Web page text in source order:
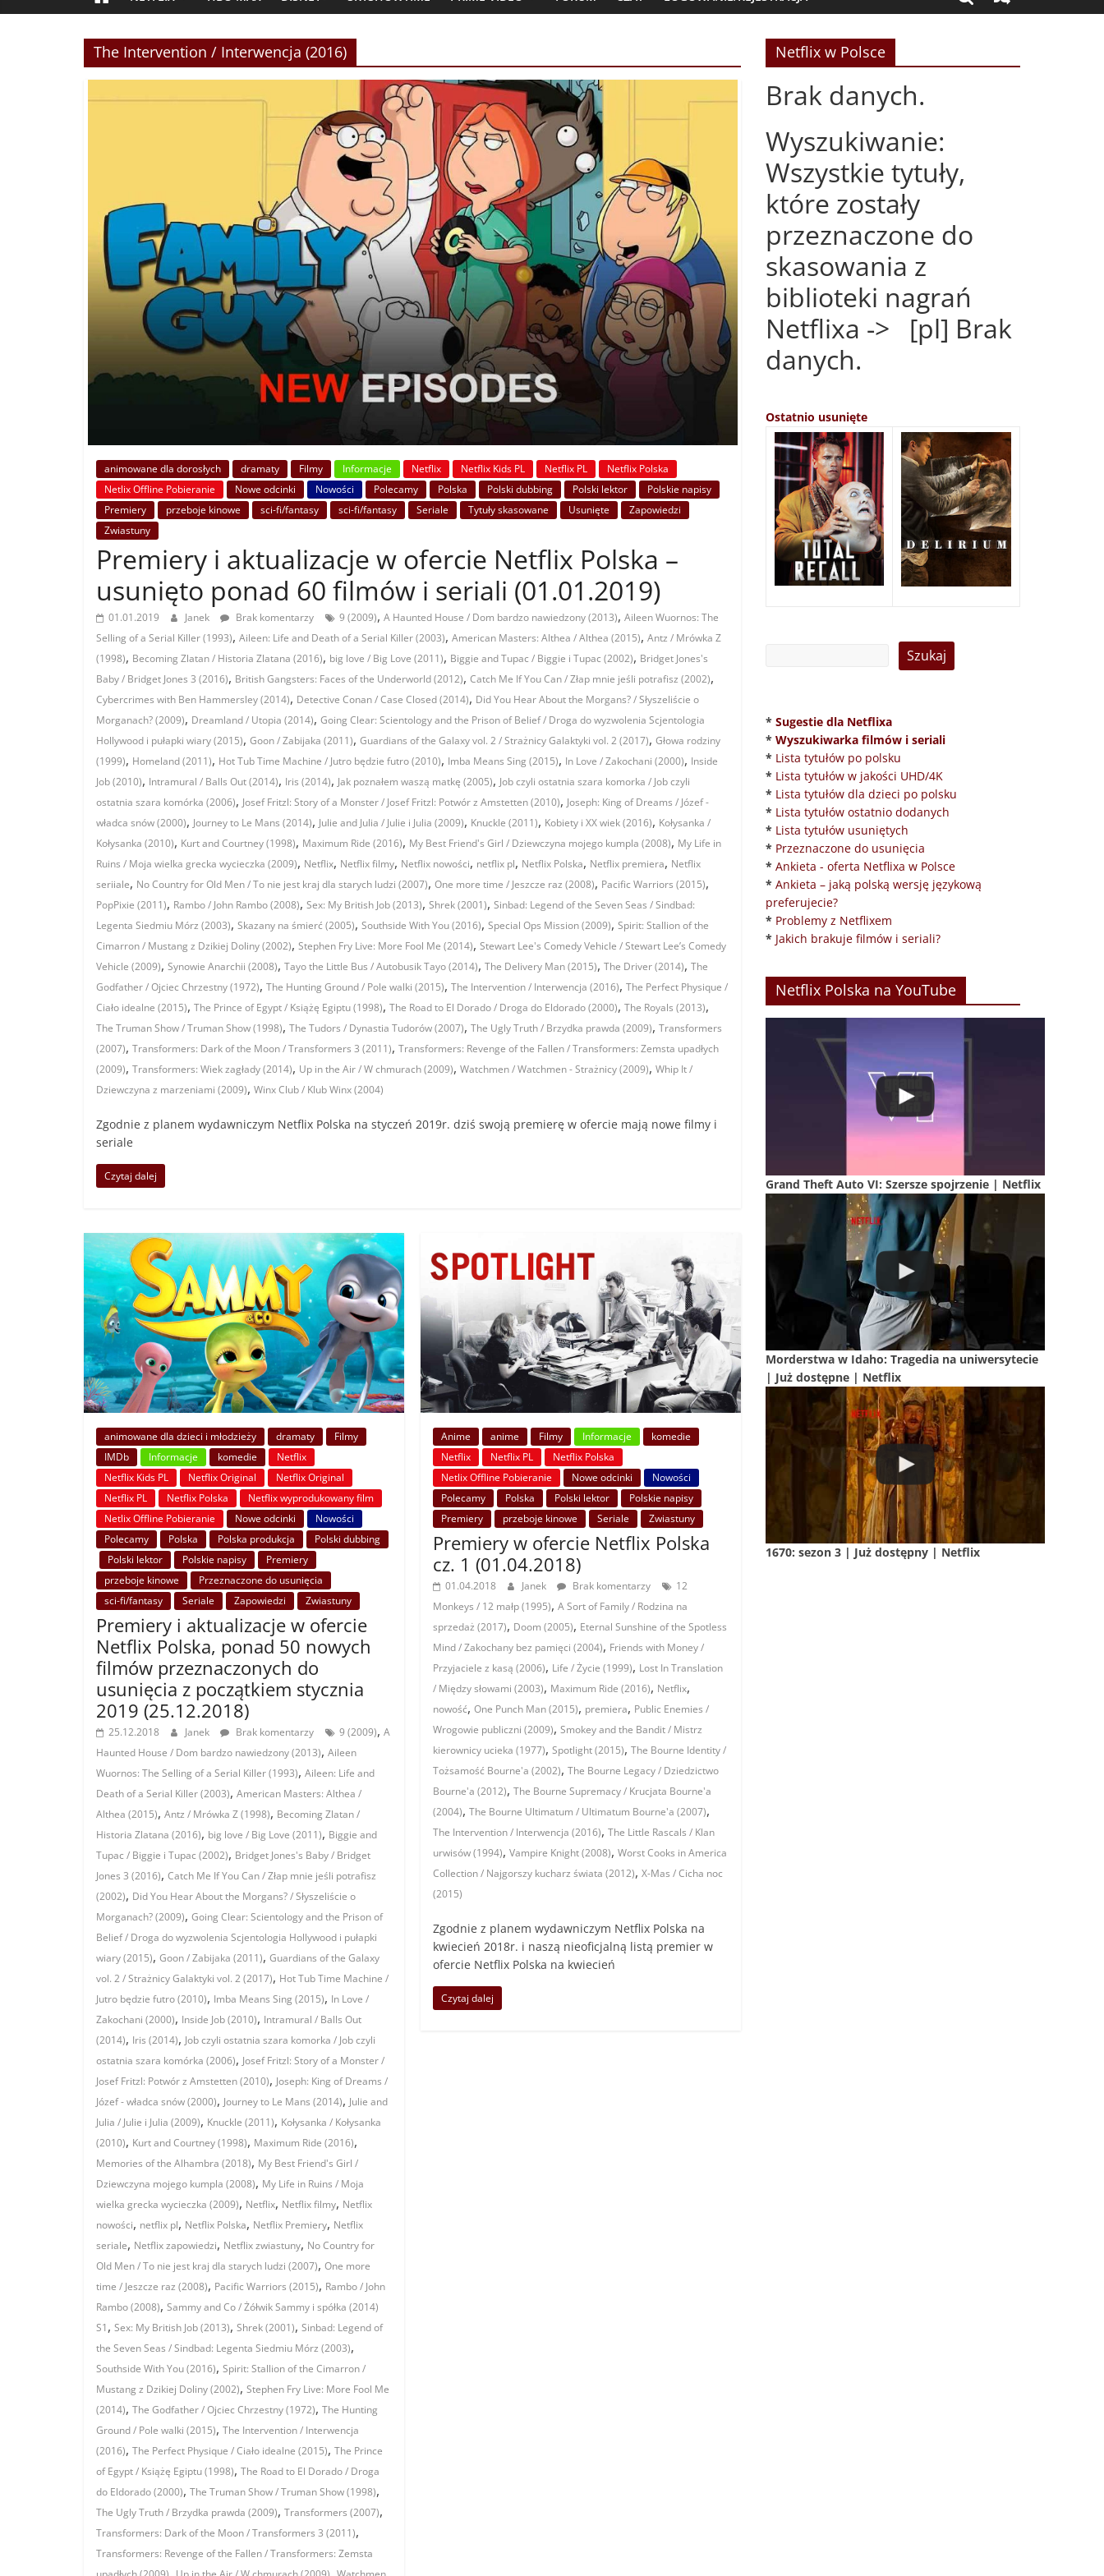
The Intervention / Interwencja (2016)
animowane dla dorosłych dramaty Filmy Informacje Netflix Netflix Kids PL Netflix PL
Netflix Polska
Netlix Offline Pobieranie
Nowe odcinki Nowości Polecamy Polska Polski dubbing Polski lektor
Polskie napisy
Premiery
przeboje kinowe sci-fi/fantasy sci-fi/fantasy Seriale Tytuły skasowane Usunięte
Zapowiedzi
Zwiastuny
Premiery i aktualizacje w ofercie Netflix Polska –
usunięto ponad 60 filmów i seriali (01.01.2019)
01.01.2019 Janek Brak komentarzy 9 (2009), A Haunted House / Dom bardzo nawiedzony (2013), Aileen Wuornos: The
Selling of a Serial Killer (1993), Aileen: Life and Death of a Serial Killer (2003), American Masters: Althea / Althea (2015), Antz / Mrówka Z
(1998), Becoming Zlatan / Historia Zlatana (2016), big love / Big Love (2011), Biggie and Tupac / Biggie i Tupac (2002), Bridget Jones's
Baby / Bridget Jones 3 (2016), British Gangsters: Faces of the Underworld (2012), Catch Me If You Can / Złap mnie jeśli potrafisz (2002),
Cybercrimes with Ben Hammersley (2014), Detective Conan / Case Closed (2014), Did You Hear About the Morgans? / Słyszeliście o
Morganach? (2009), Dreamland / Utopia (2014), Going Clear: Scientology and the Prison of Belief / Droga do wyzwolenia Scjentologia
Hollywood i pułapki wiary (2015), Goon / Zabijaka (2011), Guardians of the Galaxy vol. 2 / Strażnicy Galaktyki vol. 2 (2017), Głowa rodziny
(1999), Homeland (2011), Hot Tub Time Machine / Jutro będzie futro (2010), Imba Means Sing (2015), In Love / Zakochani (2000), Inside
Job (2010), Intramural / Balls Out (2014), Iris (2014), Jak poznałem waszą matkę (2005), Job czyli ostatnia szara komorka / Job czyli
ostatnia szara komórka (2006), Josef Fritzl: Story of a Monster / Josef Fritzl: Potwór z Amstetten (2010), Joseph: King of Dreams / Józef -
władca snów (2000), Journey to Le Mans (2014), Julie and Julia / Julie i Julia (2009), Knuckle (2011), Kobiety i XX wiek (2016), Kołysanka /
Kołysanka (2010), Kurt and Courtney (1998), Maximum Ride (2016), My Best Friend's Girl / Dziewczyna mojego kumpla (2008), My Life in
Ruins / Moja wielka grecka wycieczka (2009), Netflix, Netflix filmy, Netflix nowości, netflix pl, Netflix Polska, Netflix premiera, Netflix
seriiale, No Country for Old Men / To nie jest kraj dla starych ludzi (2007), One more time / Jeszcze raz (2008), Pacific Warriors (2015),
PopPixie (2011), Rambo / John Rambo (2008), Sex: My British Job (2013), Shrek (2001), Sinbad: Legend of the Seven Seas / Sindbad:
Legenta Siedmiu Mórz (2003), Skazany na śmierć (2005), Southside With You (2016), Special Ops Mission (2009), Spirit: Stallion of the
Cimarron / Mustang z Dzikiej Doliny (2002), Stephen Fry Live: More Fool Me (2014), Stewart Lee's Comedy Vehicle / Stewart Lee’s Comedy
Vehicle (2009), Synowie Anarchii (2008), Tayo the Little Bus / Autobusik Tayo (2014), The Delivery Man (2015), The Driver (2014), The
Godfather / Ojciec Chrzestny (1972), The Hunting Ground / Pole walki (2015), The Intervention / Interwencja (2016), The Perfect Physique /
Ciało idealne (2015), The Prince of Egypt / Książę Egiptu (1998), The Road to El Dorado / Droga do Eldorado (2000), The Royals (2013),
The Truman Show / Truman Show (1998), The Tudors / Dynastia Tudorów (2007), The Ugly Truth / Brzydka prawda (2009), Transformers
(2007), Transformers: Dark of the Moon / Transformers 3 (2011), Transformers: Revenge of the Fallen / Transformers: Zemsta upadłych
(2009), Transformers: Wiek zagłady (2014), Up in the Air / W chmurach (2009), Watchmen / Watchmen - Strażnicy (2009), Whip It /
Dziewczyna z marzeniami (2009), Winx Club / Klub Winx (2004)
Zgodnie z planem wydawniczym Netflix Polska na styczeń 2019r. dziś swoją premierę w ofercie mają nowe filmy i
seriale
Czytaj dalej
animowane dla dzieci i młodzieży dramaty
Filmy
IMDb
Informacje komedie
Netflix
Netflix Kids PL
Netflix Original
Netflix Original
Netflix PL
Netflix Polska
Netflix wyprodukowany film
Netlix Offline Pobieranie
Nowe odcinki
Nowości
Polecamy
Polska Polska produkcja
Polski dubbing
Polski lektor
Polskie napisy
Premiery
przeboje kinowe
Przeznaczone do usunięcia
sci-fi/fantasy
Seriale Zapowiedzi Zwiastuny
Premiery i aktualizacje w ofercie
Netflix Polska, ponad 50 nowych
filmów przeznaczonych do
usunięcia z początkiem stycznia
2019 (25.12.2018)
25.12.2018 Janek Brak komentarzy 9 (2009), A
Haunted House / Dom bardzo nawiedzony (2013), Aileen
Wuornos: The Selling of a Serial Killer (1993), Aileen: Life and
Death of a Serial Killer (2003), American Masters: Althea /
Althea (2015), Antz / Mrówka Z (1998), Becoming Zlatan /
Historia Zlatana (2016), big love / Big Love (2011), Biggie and
Tupac / Biggie i Tupac (2002), Bridget Jones's Baby / Bridget
Jones 3 (2016), Catch Me If You Can / Złap mnie jeśli potrafisz
(2002), Did You Hear About the Morgans? / Słyszeliście o
Morganach? (2009), Going Clear: Scientology and the Prison of
Belief / Droga do wyzwolenia Scjentologia Hollywood i pułapki
wiary (2015), Goon / Zabijaka (2011), Guardians of the Galaxy
vol. 2 / Strażnicy Galaktyki vol. 2 (2017), Hot Tub Time Machine /
Jutro będzie futro (2010), Imba Means Sing (2015), In Love /
Zakochani (2000), Inside Job (2010), Intramural / Balls Out
(2014), Iris (2014), Job czyli ostatnia szara komorka / Job czyli
ostatnia szara komórka (2006), Josef Fritzl: Story of a Monster /
Josef Fritzl: Potwór z Amstetten (2010), Joseph: King of Dreams /
Józef - władca snów (2000), Journey to Le Mans (2014), Julie and
Julia / Julie i Julia (2009), Knuckle (2011), Kołysanka / Kołysanka
(2010), Kurt and Courtney (1998), Maximum Ride (2016),
Memories of the Alhambra (2018), My Best Friend's Girl /
Dziewczyna mojego kumpla (2008), My Life in Ruins / Moja
wielka grecka wycieczka (2009), Netflix, Netflix filmy, Netflix
nowości, netflix pl, Netflix Polska, Netflix Premiery, Netflix
seriale, Netflix zapowiedzi, Netflix zwiastuny, No Country for
Old Men / To nie jest kraj dla starych ludzi (2007), One more
time / Jeszcze raz (2008), Pacific Warriors (2015), Rambo / John
Rambo (2008), Sammy and Co / Żółwik Sammy i spółka (2014)
S1, Sex: My British Job (2013), Shrek (2001), Sinbad: Legend of
the Seven Seas / Sindbad: Legenta Siedmiu Mórz (2003),
Southside With You (2016), Spirit: Stallion of the Cimarron /
Mustang z Dzikiej Doliny (2002), Stephen Fry Live: More Fool Me
(2014), The Godfather / Ojciec Chrzestny (1972), The Hunting
Ground / Pole walki (2015), The Intervention / Interwencja
(2016), The Perfect Physique / Ciało idealne (2015), The Prince
of Egypt / Książę Egiptu (1998), The Road to El Dorado / Droga
do Eldorado (2000), The Truman Show / Truman Show (1998),
The Ugly Truth / Brzydka prawda (2009), Transformers (2007),
Transformers: Dark of the Moon / Transformers 3 (2011),
Transformers: Revenge of the Fallen / Transformers: Zemsta
Anime anime Filmy Informacje
komedie
Netflix
Netflix PL
Netflix Polska
Netlix Offline Pobieranie
Nowe odcinki
Nowości
Polecamy
Polska Polski lektor
Polskie napisy
Premiery
przeboje kinowe Seriale Zwiastuny
Premiery w ofercie Netflix Polska
cz. 1 (01.04.2018)
01.04.2018 Janek Brak komentarzy
12
Monkeys / 12 małp (1995),A Sort of Family / Rodzina na
sprzedaż (2017), Doom (2005), Eternal Sunshine of the Spotless
Mind / Zakochany bez pamięci (2004), Friends with Money /
Przyjaciele z kasą (2006), Life / Życie (1999), Lost In Translation
/ Między słowami (2003), Maximum Ride (2016), Netflix,
nowość,One Punch Man (2015), premiera, Public Enemies /
Wrogowie publiczni (2009),Smokey and the Bandit / Mistrz
kierownicy ucieka (1977),Spotlight (2015),The Bourne Identity /
Tożsamość Bourne'a (2002),The Bourne Legacy / Dziedzictwo
Bourne'a (2012),The Bourne Supremacy / Krucjata Bourne'a
(2004),The Bourne Ultimatum / Ultimatum Bourne'a (2007),
The Intervention / Interwencja (2016),The Little Rascals / Klan
urwisów (1994),Vampire Knight (2008),Worst Cooks in America
Collection / Najgorszy kucharz świata (2012),X-Mas / Cicha noc
(2015)
Zgodnie z planem wydawniczym Netflix Polska na
kwiecień 2018r. i naszą nieoficjalną listą premier w
ofercie Netflix Polska na kwiecień
Czytaj dalej
Netflix w Polsce
Brak danych.
Wyszukiwanie:
Wszystkie tytuły,
które zostały
przeznaczone do
skasowania z
biblioteki nagrań
Netflixa -> [pl] Brak
danych.
Ostatnio usunięte
* Sugestie dla Netflixa
* Wyszukiwarka filmów i seriali
* Lista tytułów po polsku
* Lista tytułów w jakości UHD/4K
* Lista tytułów dla dzieci po polsku
* Lista tytułów ostatnio dodanych
* Lista tytułów usuniętych
* Przeznaczone do usunięcia
* Ankieta - oferta Netflixa w Polsce
* Ankieta – jaką polską wersję językową
preferujecie?
* Problemy z Netflixem
* Jakich brakuje filmów i seriali?
Netflix Polska na YouTube
Grand Theft Auto VI: Szersze spojrzenie | Netflix
Morderstwa w Idaho: Tragedia na uniwersytecie
| Już dostępne | Netflix
1670: sezon 3 | Już dostępny | Netflix